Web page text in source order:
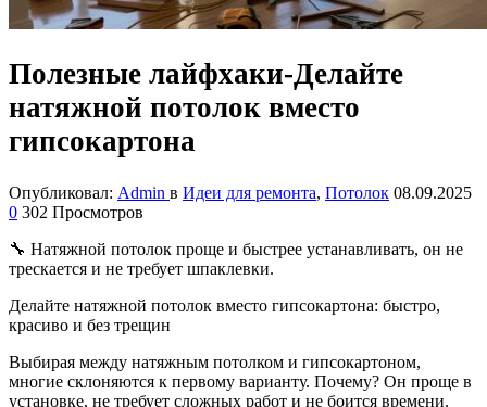
Полезные лайфхаки-Делайте
натяжной потолок вместо
гипсокартона
Опубликовал: Admin в Идеи для ремонта, Потолок 08.09.2025
0 302 Просмотров
🔧 Натяжной потолок проще и быстрее устанавливать, он не
трескается и не требует шпаклевки.
Делайте натяжной потолок вместо гипсокартона: быстро,
красиво и без трещин
Выбирая между натяжным потолком и гипсокартоном,
многие склоняются к первому варианту. Почему? Он проще в
установке, не требует сложных работ и не боится времени.